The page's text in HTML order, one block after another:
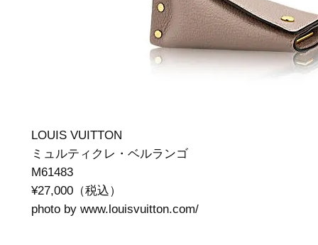
LOUIS VUITTON
ミュルティクレ・ベルランゴ
M61483
¥27,000（税込）
photo by www.louisvuitton.com/‎